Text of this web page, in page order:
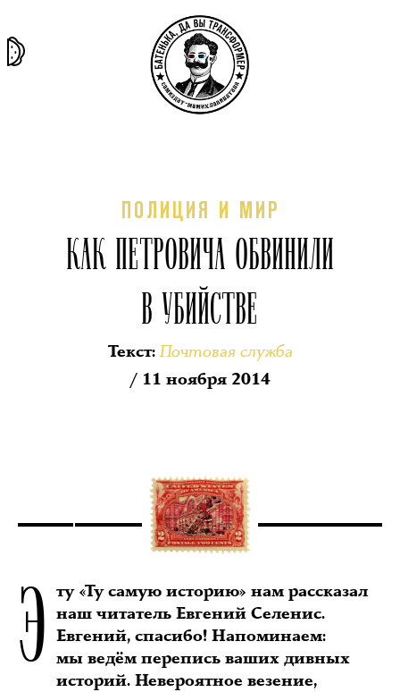
ПОЛИЦИЯ И МИР
КАК ПЕТРОВИЧА ОБВИНИЛИ
В УБИЙСТВЕ
Текст:Почтовая служба
/ 11 ноября 2014
Э ту «Ту самую историю» нам рассказал
наш читатель Евгений Селенис.
Евгений, спасибо! Напоминаем:
мы ведём перепись ваших дивных
историй. Невероятное везение,